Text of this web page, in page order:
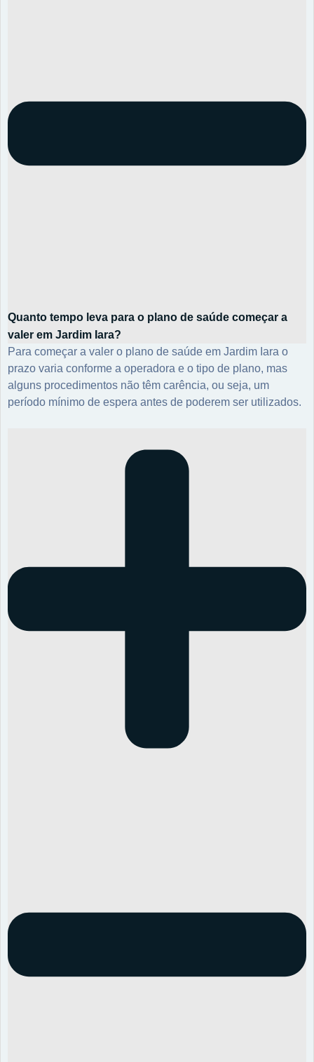
Quanto tempo leva para o plano de saúde começar a
valer em Jardim Iara?
Para começar a valer o plano de saúde em Jardim Iara o
prazo varia conforme a operadora e o tipo de plano, mas
alguns procedimentos não têm carência, ou seja, um
período mínimo de espera antes de poderem ser utilizados.